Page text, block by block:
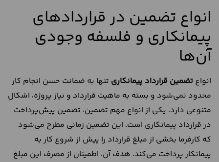
انواع تضمین در قراردادهای
پیمانکاری و فلسفه وجودی
آن‌ها
انواع تضمین قرارداد پیمانکاری تنها به ضمانت حسن انجام کار
محدود نمی‌شود و بسته به ماهیت قرارداد و نیاز پروژه، اشکال
متنوعی دارد. یکی از انواع مهم تضمین، تضمین پیش‌پرداخت
در قرارداد پیمانکاری است. این تضمین زمانی مطرح می‌شود
که کارفرما بخشی از مبلغ قرارداد را پیش از شروع کار به
پیمانکار پرداخت می‌کند. هدف آن، اطمینان از مصرف این مبلغ